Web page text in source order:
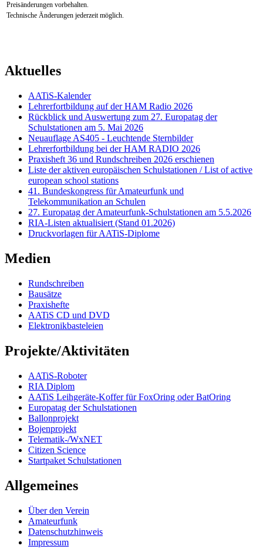
Preisänderungen vorbehalten.
Technische Änderungen jederzeit möglich.
Aktuelles
AATiS-Kalender
Lehrerfortbildung auf der HAM Radio 2026
Rückblick und Auswertung zum 27. Europatag der
Schulstationen am 5. Mai 2026
Neuauflage AS405 - Leuchtende Sternbilder
Lehrerfortbildung bei der HAM RADIO 2026
Praxisheft 36 und Rundschreiben 2026 erschienen
Liste der aktiven europäischen Schulstationen / List of active
european school stations
41. Bundeskongress für Amateurfunk und
Telekommunikation an Schulen
27. Europatag der Amateurfunk-Schulstationen am 5.5.2026
RIA-Listen aktualisiert (Stand 01.2026)
Druckvorlagen für AATiS-Diplome
Medien
Rundschreiben
Bausätze
Praxishefte
AATiS CD und DVD
Elektronikbasteleien
Projekte/Aktivitäten
AATiS-Roboter
RIA Diplom
AATiS Leihgeräte-Koffer für FoxOring oder BatOring
Europatag der Schulstationen
Ballonprojekt
Bojenprojekt
Telematik-/WxNET
Citizen Science
Startpaket Schulstationen
Allgemeines
Über den Verein
Amateurfunk
Datenschutzhinweis
Impressum